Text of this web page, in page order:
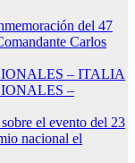
del 47
Carlos
– ITALIA
–
el evento del 23
nacional el